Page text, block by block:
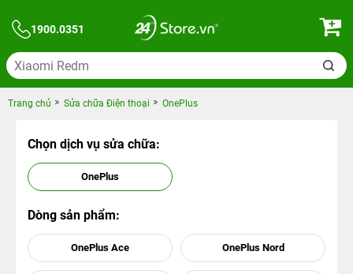
1900.0351
Trang chủ Sửa chữa Điện thoại OnePlus
Chọn dịch vụ sửa chữa:
OnePlus
Dòng sản phẩm:
OnePlus Ace OnePlus Nord